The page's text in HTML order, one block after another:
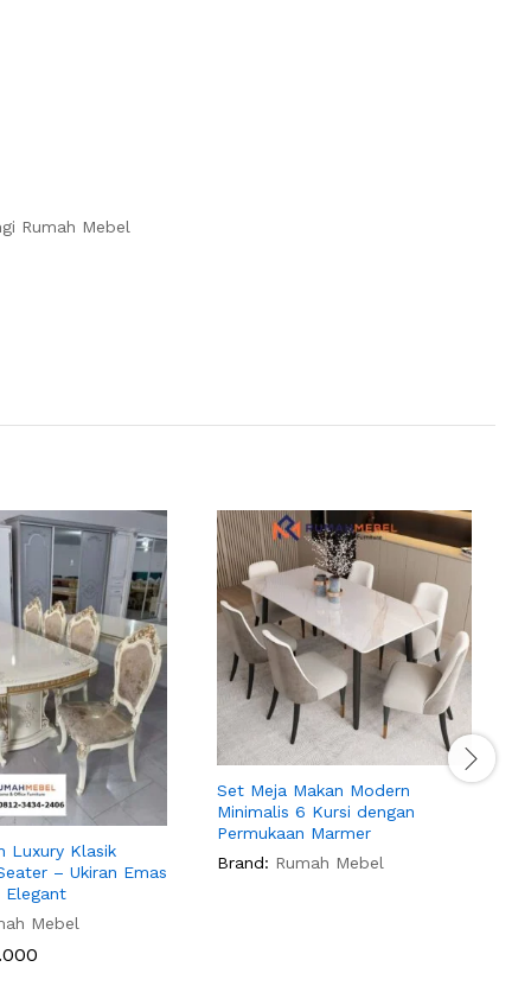
Rumah Mebel
Luxury Klasik
– Ukiran Emas
Elegant
Mebel
Set Meja Makan Modern
Minimalis 6 Kursi dengan
Permukaan Marmer
Brand: Rumah Mebel